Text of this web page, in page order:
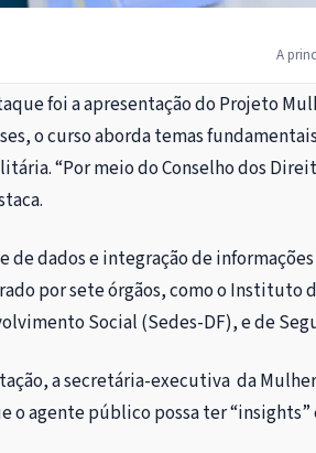
A
foi a apresentação do Projeto
o curso aborda temas
“Por meio do Conselho dos
dados e integração de
por sete órgãos, como o Instituto
Social (Sedes-DF), e de
a secretária-executiva da
o agente público possa ter